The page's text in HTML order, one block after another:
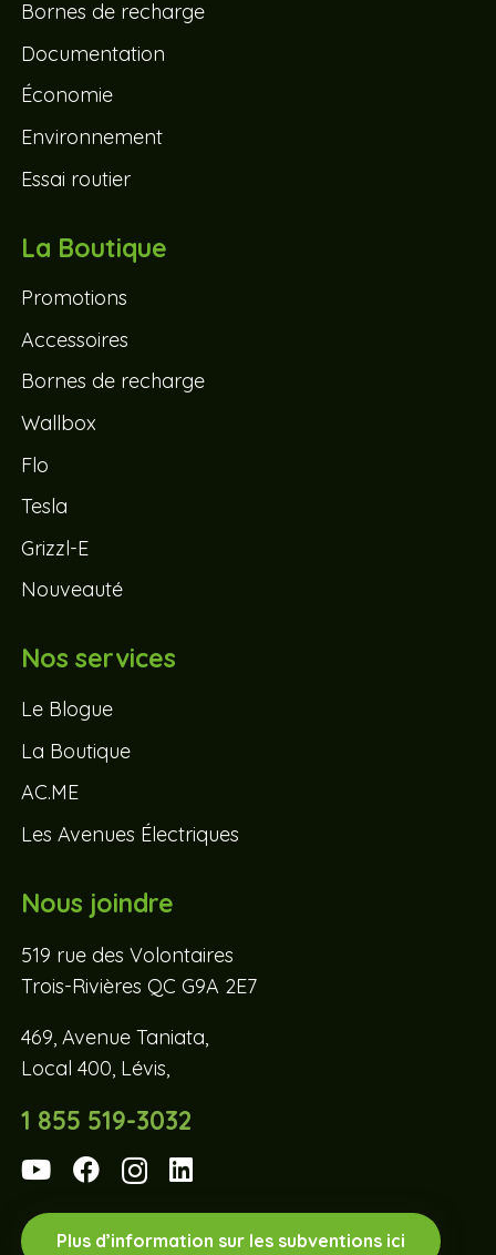
Bornes de recharge
Documentation
Économie
Environnement
Essai routier
La Boutique
Promotions
Accessoires
Bornes de recharge
Wallbox
Flo
Tesla
Grizzl-E
Nouveauté
Nos services
Le Blogue
La Boutique
AC.ME
Les Avenues Électriques
Nous joindre
519 rue des Volontaires
Trois-Rivières QC G9A 2E7
469, Avenue Taniata,
Local 400, Lévis,
1 855 519-3032
Plus d’information sur les subventions ici